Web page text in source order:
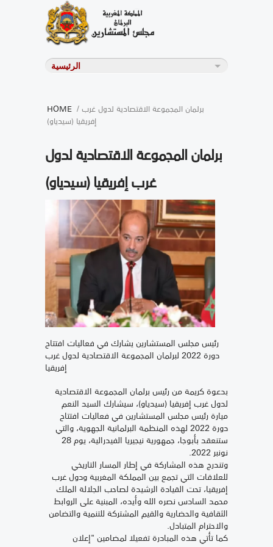
HOME / برلمان المجموعة الاقتصادية لدول غرب
إفريقيا (سيدياو)
برلمان المجموعة الاقتصادية لدول
غرب إفريقيا (سيدياو)
رئيس مجلس المستشارين يشارك في فعاليات افتتاح
دورة 2022 لبرلمان المجموعة الاقتصادية لدول غرب
إفريقيا
بدعوة كريمة من رئيس برلمان المجموعة الاقتصادية
لدول غرب إفريقيا (سيدياو)، سيشارك السيد النعم
ميارة رئيس مجلس المستشارين في فعاليات افتتاح
دورة 2022 لهذه المنظمة البرلمانية الجهوية، والتي
ستنعقد بأبوجا، جمهورية نيجيريا الفيدرالية، يوم 28
نونبر 2022.
وتندرج هذه المشاركة في إطار المسار التاريخي
للعلاقات التي تجمع بين المملكة المغربية ودول غرب
إفريقيا، تحت القيادة الرشيدة لصاحب الجلالة الملك
محمد السادس نصره الله وأيده، المبنية على الروابط
الثقافية والحضارية والقيم المشتركة للتنمية والتضامن
والاحترام المتبادل.
كما تأتي هذه المبادرة تفعيلا لمضامين "إعلان